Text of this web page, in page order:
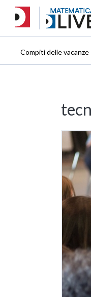
Compiti delle vacanze